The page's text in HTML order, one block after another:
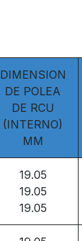
DIMENSION
DE POLEA
DE RCU
(INTERNO)
MM
19.05
19.05
19.05